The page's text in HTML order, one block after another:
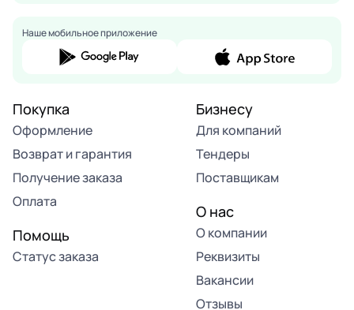
Наше мобильное приложение
Покупка
Оформление
Возврат и гарантия
Получение заказа
Оплата
Помощь
Статус заказа
Бизнесу
Для компаний
Тендеры
Поставщикам
О нас
О компании
Реквизиты
Вакансии
Отзывы